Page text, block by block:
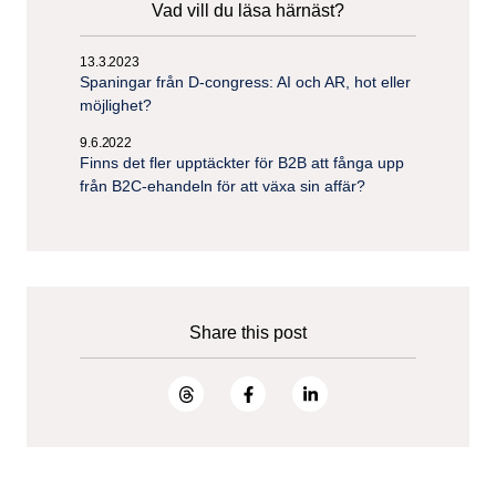
Vad vill du läsa härnäst?
13.3.2023
Spaningar från D-congress: AI och AR, hot eller
möjlighet?
9.6.2022
Finns det fler upptäckter för B2B att fånga upp
från B2C-ehandeln för att växa sin affär?
Share this post